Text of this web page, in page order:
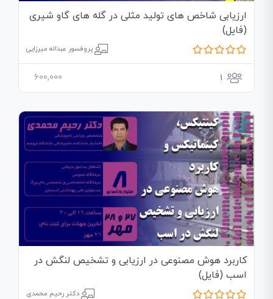
ارزیابی شاخص های تولید مثلی در گله های گاو شیری
(فایل)
پروفسور عبداله میرزایی
1
600,000
کاربرد هوش مصنوعی در ارزیابی و تشخیص لنگش در
اسب (فایل)
دکتر رحیم محمدی